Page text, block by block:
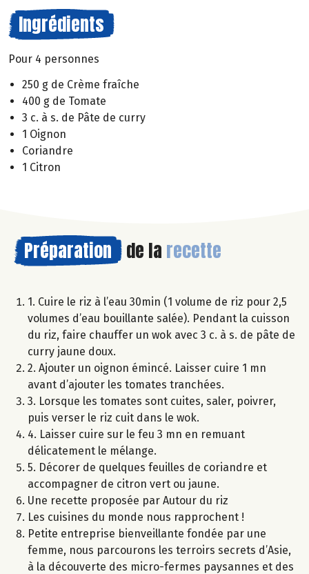
Ingrédients
Pour 4 personnes
250 g de Crème fraîche
400 g de Tomate
3 c. à s. de Pâte de curry
1 Oignon
Coriandre
1 Citron
Préparation de la recette
1. Cuire le riz à l’eau 30min (1 volume de riz pour 2,5
volumes d’eau bouillante salée). Pendant la cuisson
du riz, faire chauffer un wok avec 3 c. à s. de pâte de
curry jaune doux.
2. Ajouter un oignon émincé. Laisser cuire 1 mn
avant d’ajouter les tomates tranchées.
3. Lorsque les tomates sont cuites, saler, poivrer,
puis verser le riz cuit dans le wok.
4. Laisser cuire sur le feu 3 mn en remuant
délicatement le mélange.
5. Décorer de quelques feuilles de coriandre et
accompagner de citron vert ou jaune.
Une recette proposée par Autour du riz
Les cuisines du monde nous rapprochent !
Petite entreprise bienveillante fondée par une
femme, nous parcourons les terroirs secrets d’Asie,
à la découverte des micro-fermes paysannes et des